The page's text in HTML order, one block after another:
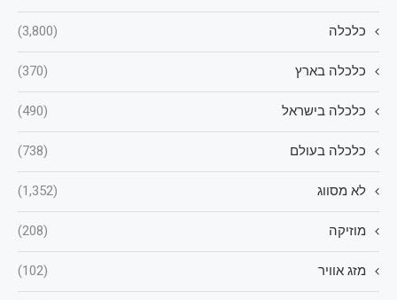
כלכלה (3,800)
כלכלה בארץ (370)
כלכלה בישראל (490)
כלכלה בעולם (738)
לא מסווג (1,352)
מוזיקה (208)
מזג אוויר (102)